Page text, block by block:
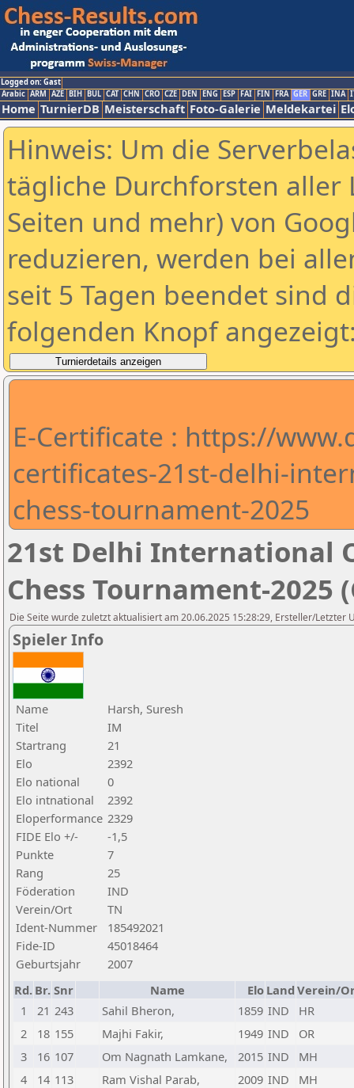
Logged on: Gast
Arabic ARM AZE BIH BUL CAT CHN CRO CZE DEN ENG ESP FAI FIN FRA GER GRE INA
Home TurnierDB Meisterschaft Foto-Galerie Meldekartei
Hinweis: Um die
tägliche Durchforsten aller
Seiten und mehr) von
reduzieren, werden bei
seit 5 Tagen beendet sind
folgenden Knopf
E-Certificate : https://
certificates-21st-delhi-
chess-tournament-2025
21st Delhi International
Chess Tournament-2025
Die Seite wurde zuletzt aktualisiert am 20.06.2025 15:28:29, Ersteller/Letzter
Spieler Info
Name
Harsh, Suresh
Titel
IM
Startrang
21
Elo
2392
Elo national
0
Elo intnational
2392
Eloperformance 2329
FIDE Elo +/-
-1,5
Punkte
7
Rang
25
Föderation
IND
Verein/Ort
TN
Ident-Nummer
185492021
Fide-ID
45018464
Geburtsjahr
2007
Rd. Br. Snr Name Elo Land Verein/
1
21 243 Sahil Bheron, 1859 IND
HR
2
18 155 Majhi Fakir, 1949 IND
OR
3
16 107 Om Nagnath Lamkane, 2015 IND
MH
4
14 113 Ram Vishal Parab, 2009 IND
MH